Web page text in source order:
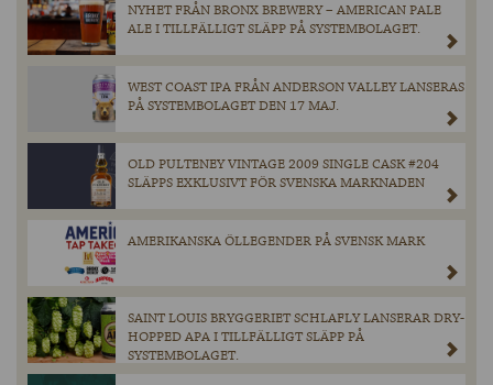
NYHET FRÅN BRONX BREWERY – AMERICAN PALE
ALE I TILLFÄLLIGT SLÄPP PÅ SYSTEMBOLAGET.
WEST COAST IPA FRÅN ANDERSON VALLEY LANSERAS
PÅ SYSTEMBOLAGET DEN 17 MAJ.
OLD PULTENEY VINTAGE 2009 SINGLE CASK #204
SLÄPPS EXKLUSIVT FÖR SVENSKA MARKNADEN
AMERIKANSKA ÖLLEGENDER PÅ SVENSK MARK
SAINT LOUIS BRYGGERIET SCHLAFLY LANSERAR DRY-
HOPPED APA I TILLFÄLLIGT SLÄPP PÅ
SYSTEMBOLAGET.